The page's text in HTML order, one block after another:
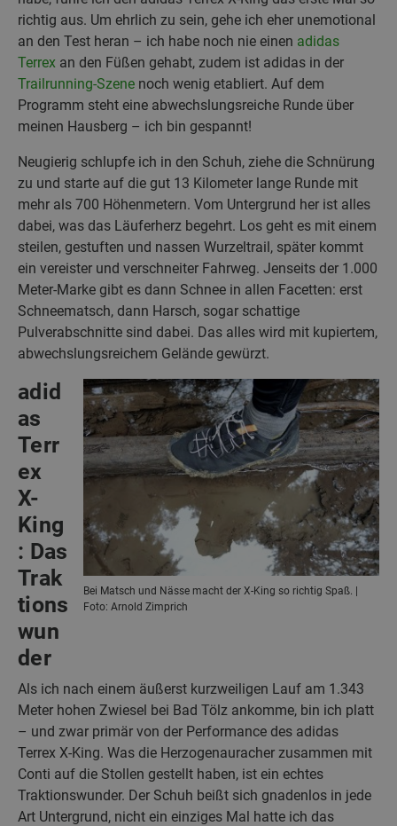
richtig aus. Um ehrlich zu sein, gehe ich eher unemotional
an den Test heran – ich habe noch nie einen adidas
Terrex an den Füßen gehabt, zudem ist adidas in der
Trailrunning-Szene noch wenig etabliert. Auf dem
Programm steht eine abwechslungsreiche Runde über
meinen Hausberg – ich bin gespannt!
Neugierig schlupfe ich in den Schuh, ziehe die Schnürung
zu und starte auf die gut 13 Kilometer lange Runde mit
mehr als 700 Höhenmetern. Vom Untergrund her ist alles
dabei, was das Läuferherz begehrt. Los geht es mit einem
steilen, gestuften und nassen Wurzeltrail, später kommt
ein vereister und verschneiter Fahrweg. Jenseits der 1.000
Meter-Marke gibt es dann Schnee in allen Facetten: erst
Schneematsch, dann Harsch, sogar schattige
Pulverabschnitte sind dabei. Das alles wird mit kupiertem,
abwechslungsreichem Gelände gewürzt.
Bei Matsch und Nässe macht der X-King so richtig Spaß. |
Foto: Arnold Zimprich
adid
as
Terr
ex
X-
King
: Das
Trak
tions
wun
der
Als ich nach einem äußerst kurzweiligen Lauf am 1.343
Meter hohen Zwiesel bei Bad Tölz ankomme, bin ich platt
– und zwar primär von der Performance des adidas
Terrex X-King. Was die Herzogenauracher zusammen mit
Conti auf die Stollen gestellt haben, ist ein echtes
Traktionswunder. Der Schuh beißt sich gnadenlos in jede
Art Untergrund, nicht ein einziges Mal hatte ich das